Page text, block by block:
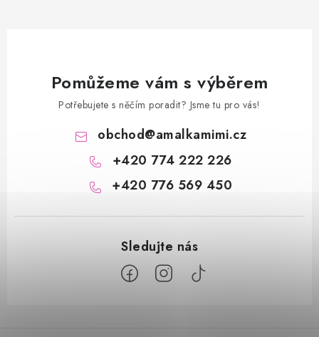
Pomůžeme vám s výběrem
Potřebujete s něčím poradit? Jsme tu pro vás!
obchod@amalkamimi.cz
+420 774 222 226
+420 776 569 450